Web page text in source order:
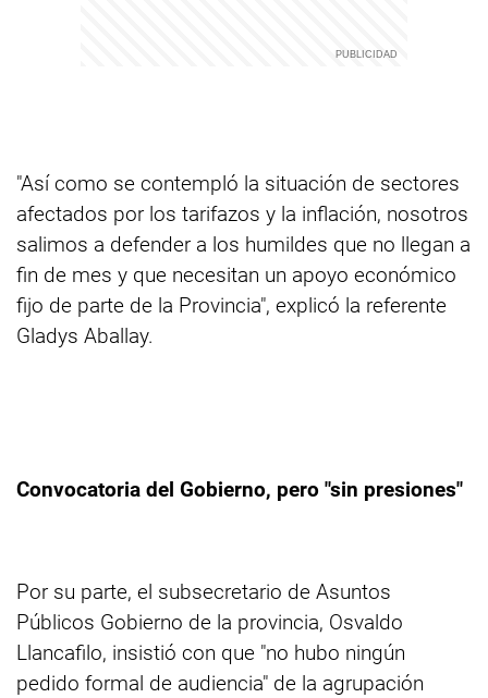
"Así como se contempló la situación de sectores
afectados por los tarifazos y la inflación, nosotros
salimos a defender a los humildes que no llegan a
fin de mes y que necesitan un apoyo económico
fijo de parte de la Provincia", explicó la referente
Gladys Aballay.
Convocatoria del Gobierno, pero "sin presiones"
Por su parte, el subsecretario de Asuntos
Públicos Gobierno de la provincia, Osvaldo
Llancafilo, insistió con que "no hubo ningún
pedido formal de audiencia" de la agrupación